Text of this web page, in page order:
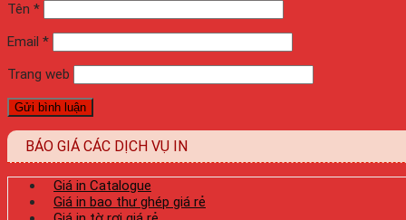
Tên *
Email *
Trang web
BÁO GIÁ CÁC DỊCH VỤ IN
Giá in Catalogue
Giá in bao thư ghép giá rẻ